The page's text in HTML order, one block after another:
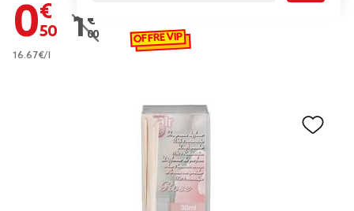
0,50 €
Prix remisé de 1,00 € à 0,50 €
1,00 €
16.67€/l
OFFRE VIP